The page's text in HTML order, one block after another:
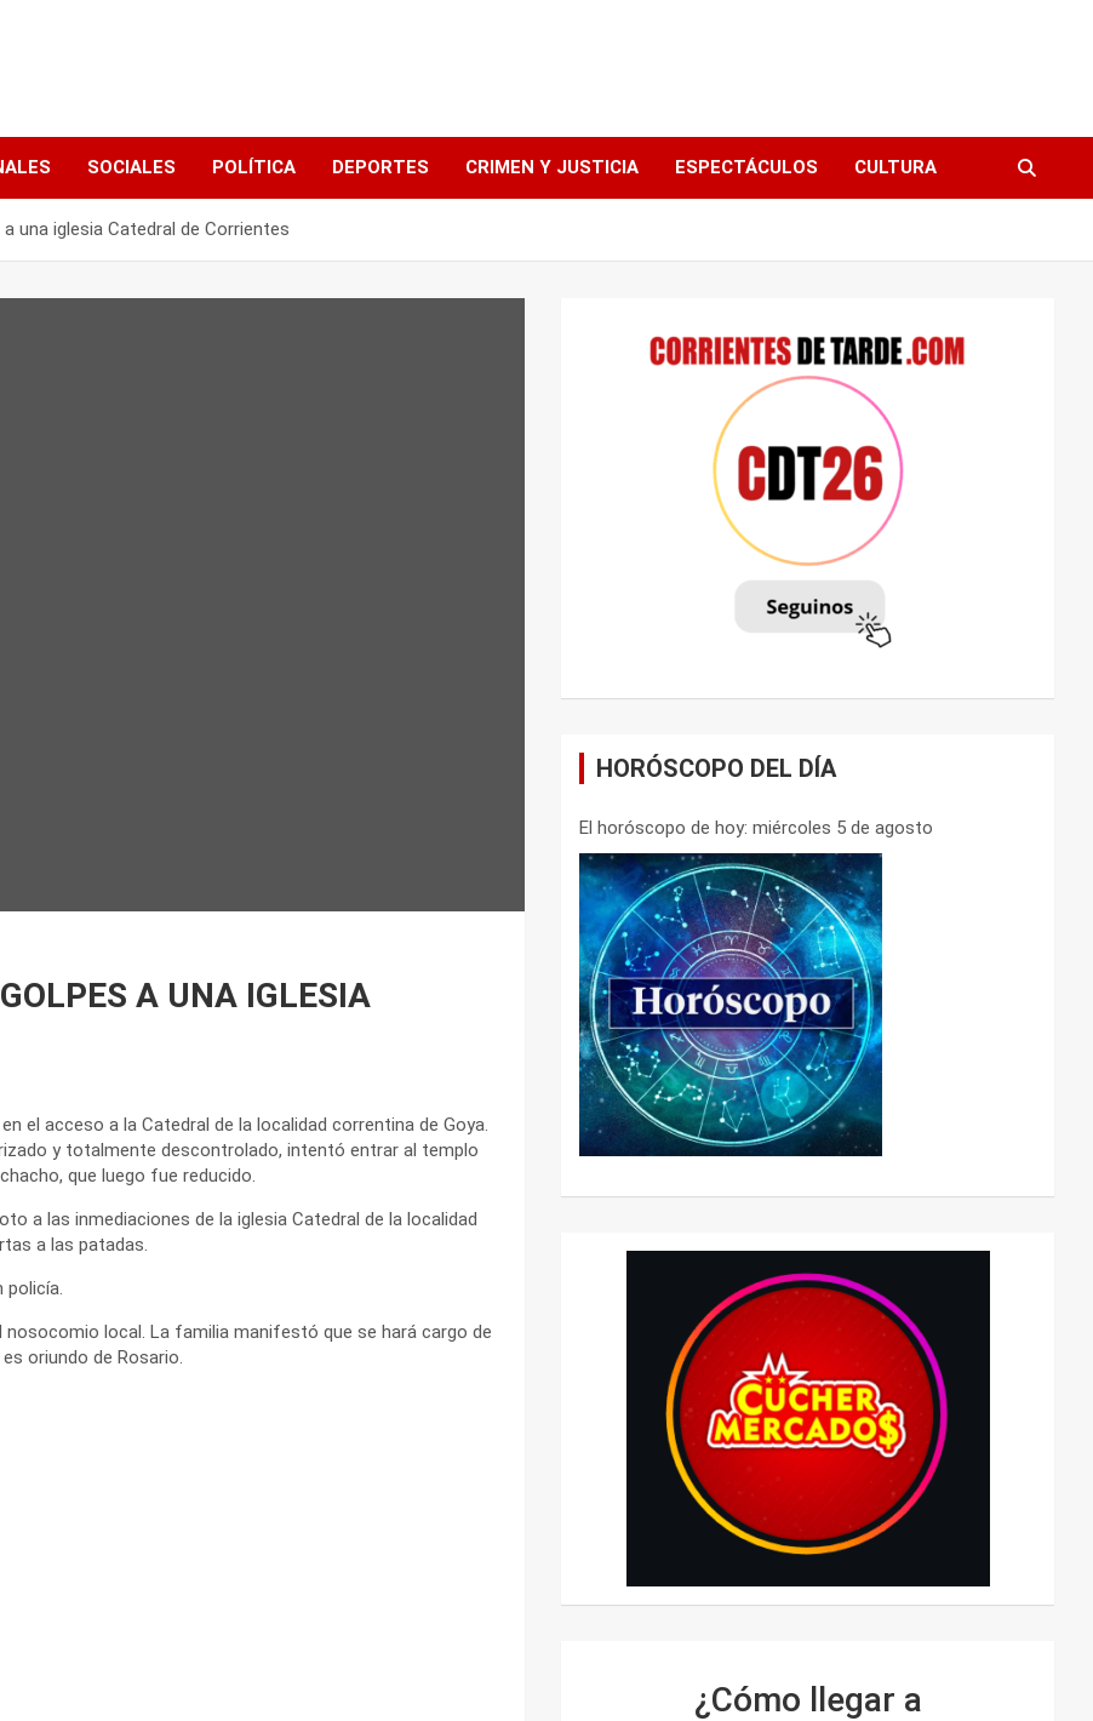
SOCIALES POLÍTICA DEPORTES CRIMEN Y JUSTICIA ESPECTÁCULOS CULTURA
una iglesia Catedral de Corrientes
A UNA IGLESIA
el acceso a la Catedral de la localidad correntina de Goya.
y totalmente descontrolado, intentó entrar al templo
que luego fue reducido.
a las inmediaciones de la iglesia Catedral de la localidad
a las patadas.
policía.
local. La familia manifestó que se hará cargo de
oriundo de Rosario.
HORÓSCOPO DEL DÍA
El horóscopo de hoy: miércoles 5 de agosto
¿Cómo llegar a